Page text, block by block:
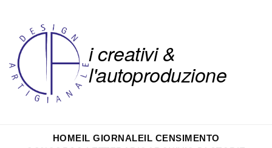
i creativi &
l'autoproduzione
HOMEIL GIORNALEIL CENSIMENTO